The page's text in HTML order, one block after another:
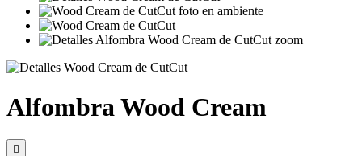
Alfombra Wood Cream
